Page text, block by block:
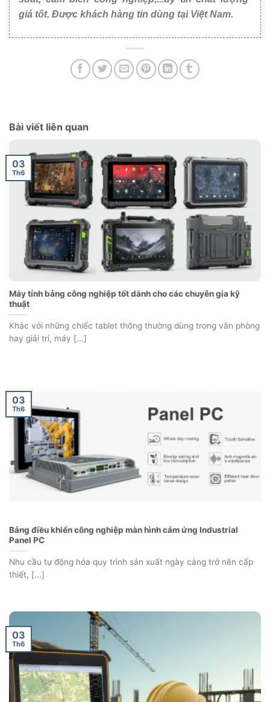
giá tốt. Được khách hàng tin dùng tại Việt Nam.
Bài viết liên quan
Máy tính bảng công nghiệp tốt dành cho các chuyên gia kỹ
thuật
Khác với những chiếc tablet thông thường dùng trong văn phòng
hay giải trí, máy [...]
03
Th6
Bảng điều khiển công nghiệp màn hình cảm ứng Industrial
Panel PC
Nhu cầu tự động hóa quy trình sản xuất ngày càng trở nên cấp
thiết, [...]
03
Th6
03
Th6